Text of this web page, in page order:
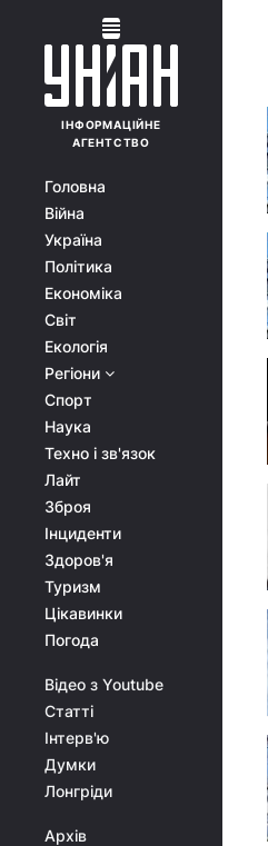
ІНФОРМАЦІЙНЕ
АГЕНТСТВО
Головна
Війна
Україна
Політика
Економіка
Світ
Екологія
Регіони
Спорт
Наука
Техно і зв'язок
Лайт
Зброя
Інциденти
Здоров'я
Туризм
Цікавинки
Погода
Відео з Youtube
Статті
Інтерв'ю
Думки
Лонгріди
Архів